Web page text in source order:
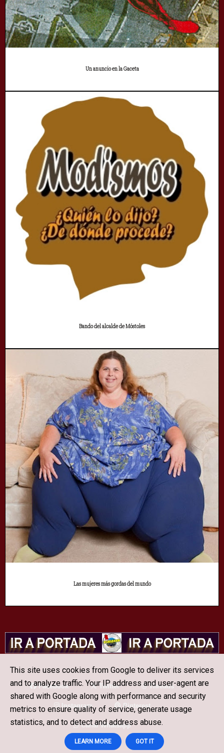
Un anuncio en la Gaceta
Bando del alcalde de Móstoles
Las mujeres más gordas del mundo
Facebook Twitter Threads
Instagram Pinterest
Canal Whatsapp
This site uses cookies from Google to deliver its services
and to analyze traffic. Your IP address and user-agent are
shared with Google along with performance and security
metrics to ensure quality of service, generate usage
statistics, and to detect and address abuse.
LEARN MORE GOT IT